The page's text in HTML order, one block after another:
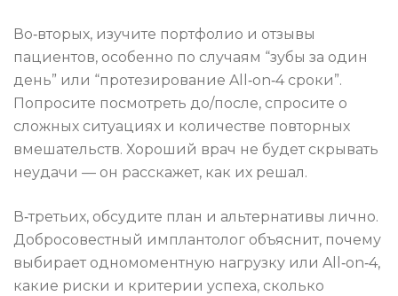
Во‑вторых, изучите портфолио и отзывы
пациентов, особенно по случаям “зубы за один
день” или “протезирование All‑on‑4 сроки”.
Попросите посмотреть до/после, спросите о
сложных ситуациях и количестве повторных
вмешательств. Хороший врач не будет скрывать
неудачи — он расскажет, как их решал.
В‑третьих, обсудите план и альтернативы лично.
Добросовестный имплантолог объяснит, почему
выбирает одномоментную нагрузку или All‑on‑4,
какие риски и критерии успеха, сколько